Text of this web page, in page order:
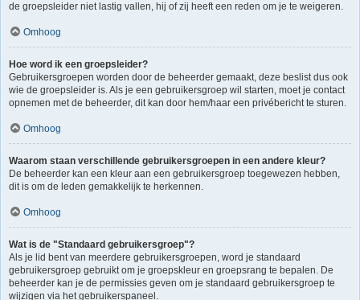
de groepsleider niet lastig vallen, hij of zij heeft een reden om je te weigeren.
Omhoog
Hoe word ik een groepsleider?
Gebruikersgroepen worden door de beheerder gemaakt, deze beslist dus ook
wie de groepsleider is. Als je een gebruikersgroep wil starten, moet je contact
opnemen met de beheerder, dit kan door hem/haar een privébericht te sturen.
Omhoog
Waarom staan verschillende gebruikersgroepen in een andere kleur?
De beheerder kan een kleur aan een gebruikersgroep toegewezen hebben,
dit is om de leden gemakkelijk te herkennen.
Omhoog
Wat is de "Standaard gebruikersgroep"?
Als je lid bent van meerdere gebruikersgroepen, word je standaard
gebruikersgroep gebruikt om je groepskleur en groepsrang te bepalen. De
beheerder kan je de permissies geven om je standaard gebruikersgroep te
wijzigen via het gebruikerspaneel.